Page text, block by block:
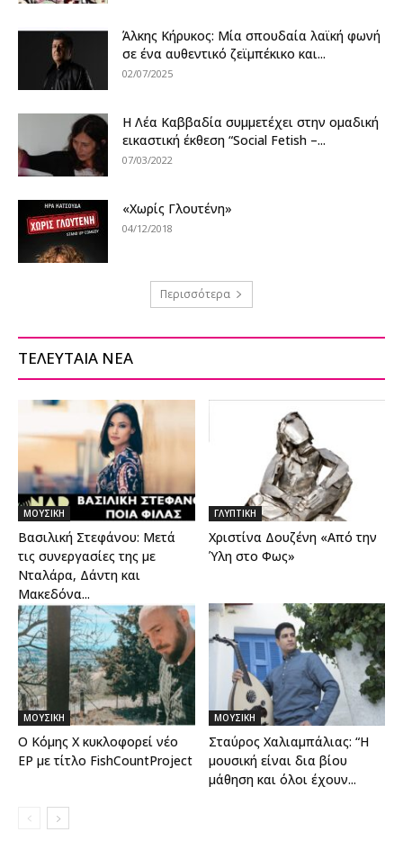
Άλκης Kήρυκος: Μία σπουδαία λαϊκή φωνή
σε ένα αυθεντικό ζεϊμπέκικο και...
02/07/2025
Η Λέα Καββαδία συμμετέχει στην ομαδική
εικαστική έκθεση “Social Fetish –...
07/03/2022
«Χωρίς Γλουτένη»
04/12/2018
Περισσότερα
ΤΕΛΕΥΤΑΙΑ ΝΕΑ
ΜΟΥΣΙΚΗ
Βασιλική Στεφάνου: Μετά
τις συνεργασίες της με
Νταλάρα, Δάντη και
Μακεδόνα...
ΓΛΥΠΤΙΚΗ
Χριστίνα Δουζένη «Από την
Ύλη στο Φως»
ΜΟΥΣΙΚΗ
Ο Κόμης Χ κυκλοφορεί νέο
EP με τίτλο FishCountProject
ΜΟΥΣΙΚΗ
Σταύρος Χαλιαμπάλιας: “Η
μουσική είναι δια βίου
μάθηση και όλοι έχουν...